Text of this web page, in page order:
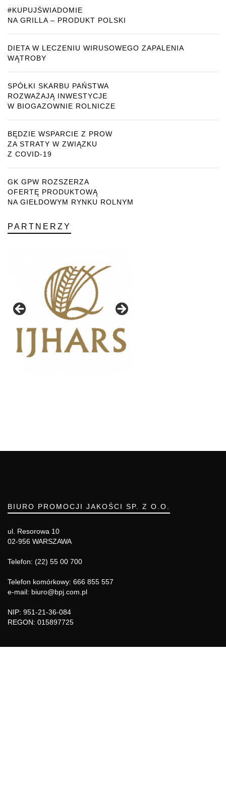
#KUPUJŚWIADOMIE
NA GRILLA – PRODUKT POLSKI
DIETA W LECZENIU WIRUSOWEGO ZAPALENIA
WĄTROBY
SPÓŁKI SKARBU PAŃSTWA
ROZWAŻAJĄ INWESTYCJE
W BIOGAZOWNIE ROLNICZE
BĘDZIE WSPARCIE Z PROW
ZA STRATY W ZWIĄZKU
Z COVID-19
GK GPW ROZSZERZA
OFERTĘ PRODUKTOWĄ
NA GIEŁDOWYM RYNKU ROLNYM
PARTNERZY
BIURO PROMOCJI JAKOŚCI SP. Z O.O.
ul. Resorowa 10
02-956 WARSZAWA
Telefon: (22) 55 00 700
Telefon komórkowy: 666 855 557
e-mail: biuro@bpj.com.pl
NIP: 951-21-36-084
REGON: 015897725